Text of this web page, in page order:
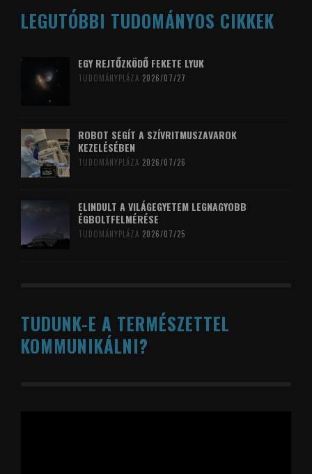
LEGUTÓBBI TUDOMÁNYOS CIKKEK
EGY REJTŐZKÖDŐ FEKETE LYUK
TUDOMÁNYPLÁZA 2026/07/27
ROBOT SEGÍT A SZÍVRITMUSZAVAROK
KEZELÉSÉBEN
TUDOMÁNYPLÁZA 2026/07/26
ELINDULT A VILÁGEGYETEM LEGNAGYOBB
ÉGBOLTFELMÉRÉSE
TUDOMÁNYPLÁZA 2026/07/25
TUDUNK-E A TERMÉSZETTEL
KOMMUNIKÁLNI?